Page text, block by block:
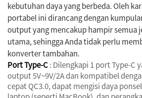
kebutuhan daya yang berbeda. Oleh
portabel ini dirancang dengan
output yang mencakup hampir semua
utama, sehingga Anda tidak perlu
konverter tambahan.
Port Type-C: Dilengkapi 1 port Type-C
output 5V~9V/2A dan kompatibel
cepat QC3.0, dapat mengisi daya